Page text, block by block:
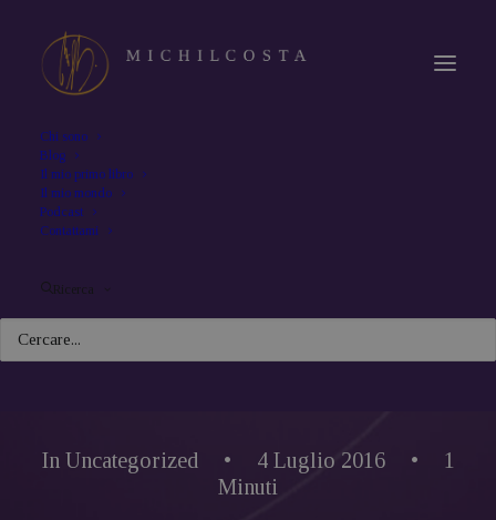
Chi sono
Blog
Il mio primo libro
Il mio mondo
Podcast
Contattami
Ricerca
In Uncategorized • 4 Luglio 2016 •
1
Minuti